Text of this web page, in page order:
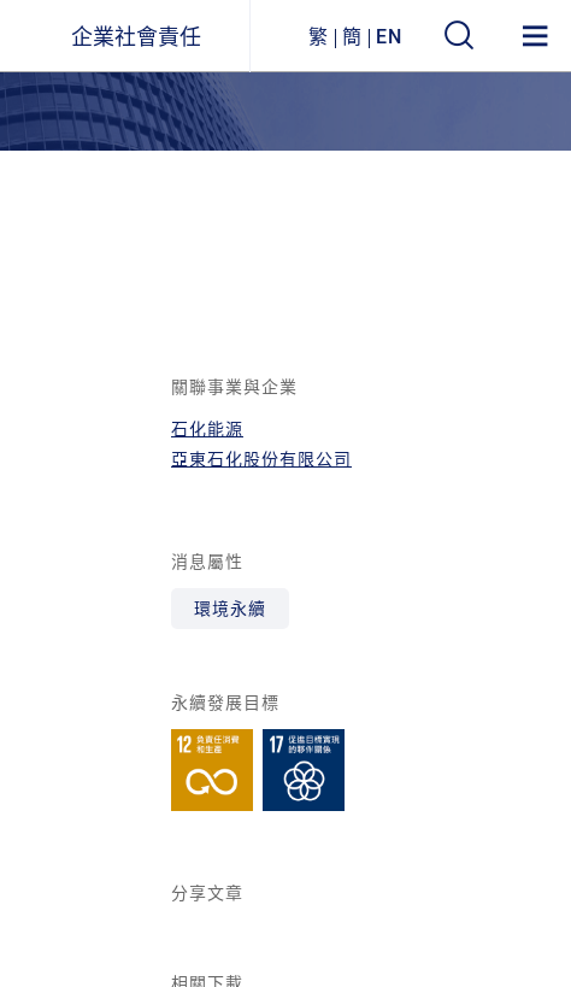
事業關聯圖
企業社會責任
遠東ESG
企業永續報告書
獲獎與肯定
繁 簡 EN
關聯事業與企業
石化能源
亞東石化股份有限公司
消息屬性
環境永續
永續發展目標
分享文章